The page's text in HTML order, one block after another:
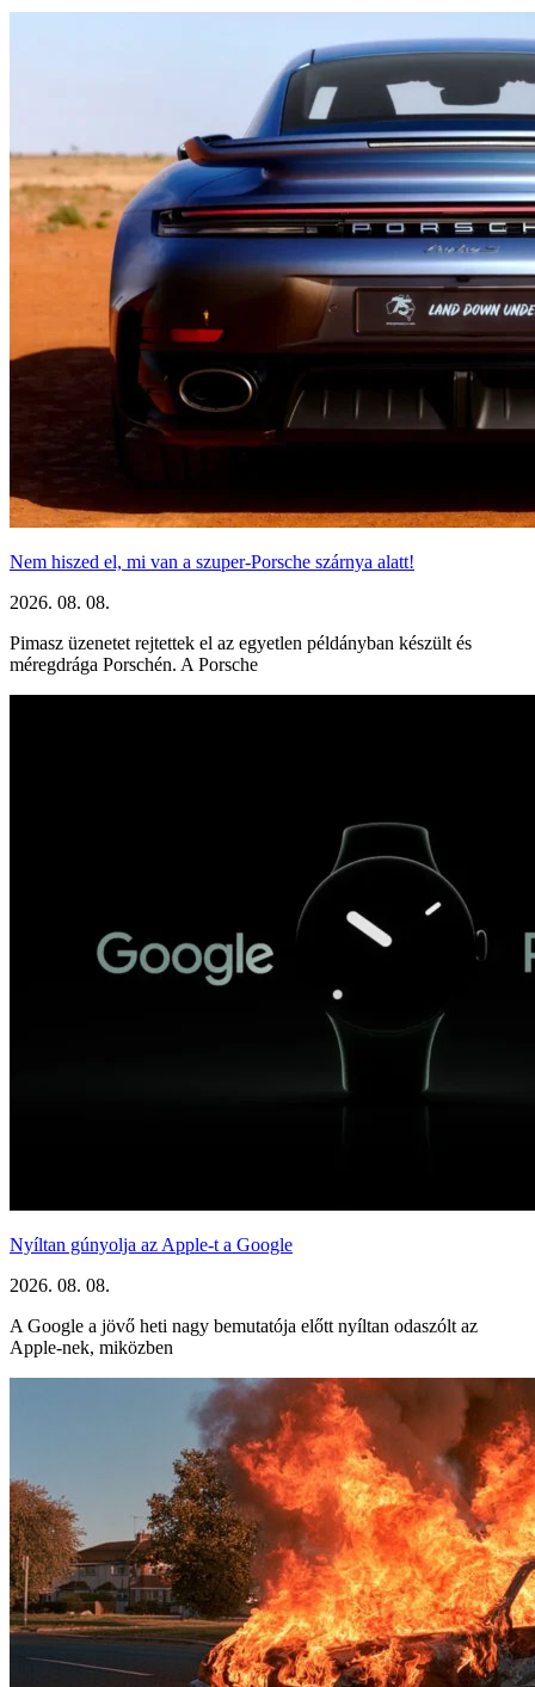
Nem hiszed el, mi van a szuper-Porsche szárnya alatt!
2026. 08. 08.
Pimasz üzenetet rejtettek el az egyetlen példányban készült és
méregdrága Porschén. A Porsche
Nyíltan gúnyolja az Apple-t a Google
2026. 08. 08.
A Google a jövő heti nagy bemutatója előtt nyíltan odaszólt az
Apple-nek, miközben